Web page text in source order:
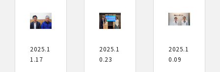
2025.1
1.17
2025.1
0.23
2025.1
0.09